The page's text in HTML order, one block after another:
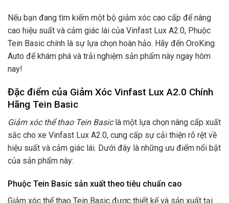
Nếu bạn đang tìm kiếm một bộ giảm xóc cao cấp để nâng
cao hiệu suất và cảm giác lái của Vinfast Lux A2.0, Phuộc
Tein Basic chính là sự lựa chọn hoàn hảo. Hãy đến OroKing
Auto để khám phá và trải nghiệm sản phẩm này ngay hôm
nay!
Đặc điểm của Giảm Xóc Vinfast Lux A2.0 Chính
Hãng Tein Basic
Giảm xóc thể thao Tein Basiclà một lựa chọn nâng cấp xuất
sắc cho xe Vinfast Lux A2.0, cung cấp sự cải thiện rõ rệt về
hiệu suất và cảm giác lái. Dưới đây là những ưu điểm nổi bật
của sản phẩm này:
Phuộc Tein Basic sản xuất theo tiêu chuẩn cao
Giảm xóc thể thao Tein Basic được thiết kế và sản xuất tại